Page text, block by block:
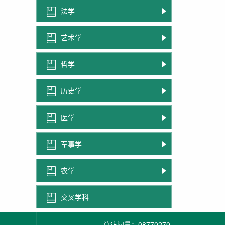
法学
艺术学
哲学
历史学
医学
军事学
农学
交叉学科